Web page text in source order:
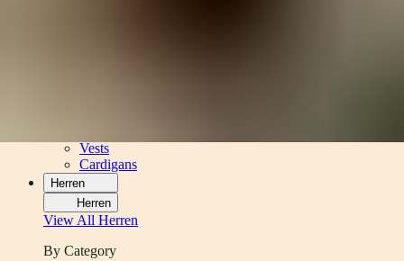
Vests
Cardigans
Herren
Herren
View All Herren
By Category